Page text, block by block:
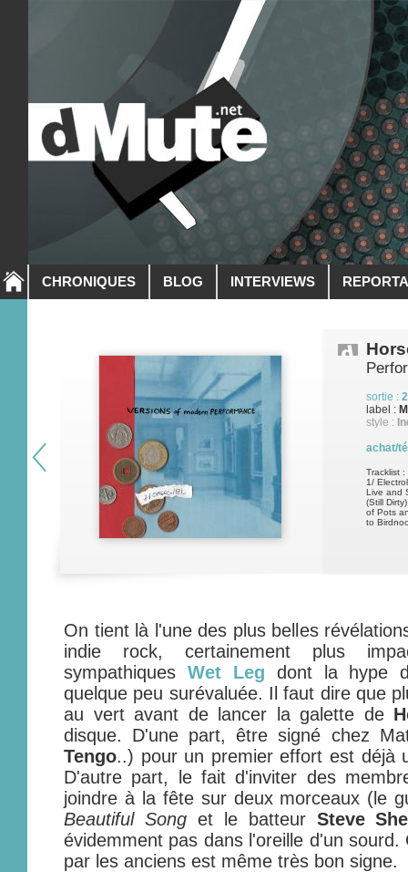
CHRONIQUES BLOG INTERVIEWS
sortie :
label :
style :
achat/
Tracklist :
1/
Live and
(Still
of Pots
to
On tient là l'une des plus belles
indie rock, certainement plus
sympathiques Wet Leg dont la hype
quelque peu surévaluée. Il faut dire que
au vert avant de lancer la galette de
disque. D'une part, être signé chez
Tengo..) pour un premier effort est déjà
D'autre part, le fait d'inviter des
joindre à la fête sur deux morceaux (le
Beautiful Songet le batteur Steve
évidemment pas dans l'oreille d'un
par les anciens est même très bon signe.